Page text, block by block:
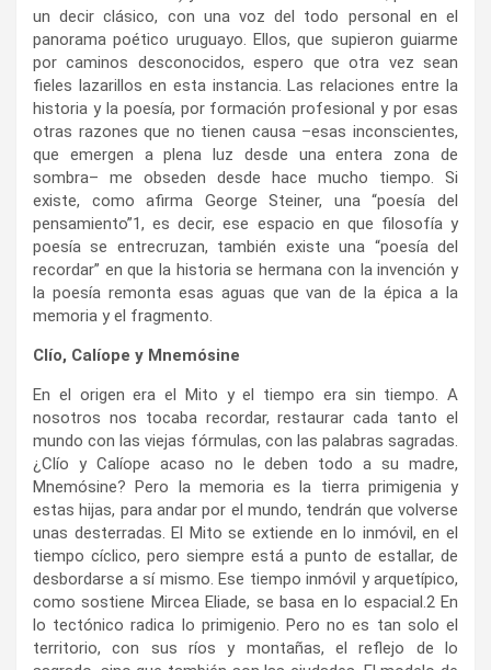
un decir clásico, con una voz del todo personal en el
panorama poético uruguayo. Ellos, que supieron guiarme
por caminos desconocidos, espero que otra vez sean
fieles lazarillos en esta instancia. Las relaciones entre la
historia y la poesía, por formación profesional y por esas
otras razones que no tienen causa –esas inconscientes,
que emergen a plena luz desde una entera zona de
sombra– me obseden desde hace mucho tiempo. Si
existe, como afirma George Steiner, una “poesía del
pensamiento”1, es decir, ese espacio en que filosofía y
poesía se entrecruzan, también existe una “poesía del
recordar” en que la historia se hermana con la invención y
la poesía remonta esas aguas que van de la épica a la
memoria y el fragmento.
Clío, Calíope y Mnemósine
En el origen era el Mito y el tiempo era sin tiempo. A
nosotros nos tocaba recordar, restaurar cada tanto el
mundo con las viejas fórmulas, con las palabras sagradas.
¿Clío y Calíope acaso no le deben todo a su madre,
Mnemósine? Pero la memoria es la tierra primigenia y
estas hijas, para andar por el mundo, tendrán que volverse
unas desterradas. El Mito se extiende en lo inmóvil, en el
tiempo cíclico, pero siempre está a punto de estallar, de
desbordarse a sí mismo. Ese tiempo inmóvil y arquetípico,
como sostiene Mircea Eliade, se basa en lo espacial.2En
lo tectónico radica lo primigenio. Pero no es tan solo el
territorio, con sus ríos y montañas, el reflejo de lo